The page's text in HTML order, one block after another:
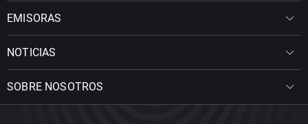
EMISORAS
NOTICIAS
SOBRE NOSOTROS